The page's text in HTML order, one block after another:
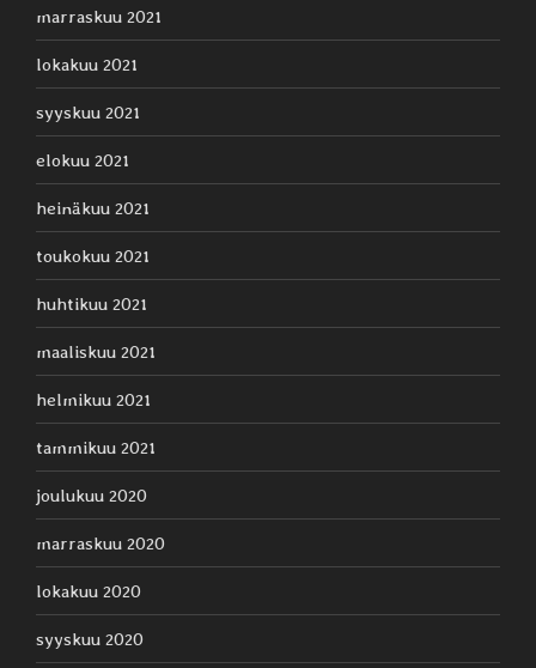
marraskuu 2021
lokakuu 2021
syyskuu 2021
elokuu 2021
heinäkuu 2021
toukokuu 2021
huhtikuu 2021
maaliskuu 2021
helmikuu 2021
tammikuu 2021
joulukuu 2020
marraskuu 2020
lokakuu 2020
syyskuu 2020